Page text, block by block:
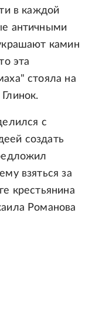
в каждой
античными
камин
эта
стояла на
с
создать
взяться за
крестьянина
Романова